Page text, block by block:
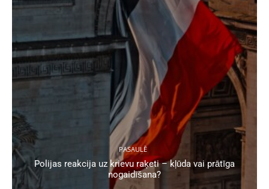
PASAULĒ
Polijas reakcija uz krievu raķeti – kļūda vai prātīga
nogaidīšana?